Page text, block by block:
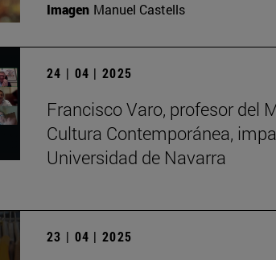
Imagen Manuel Castells
24 | 04 | 2025
Francisco Varo, profesor del
Cultura Contemporánea,
Universidad de Navarra
23 | 04 | 2025